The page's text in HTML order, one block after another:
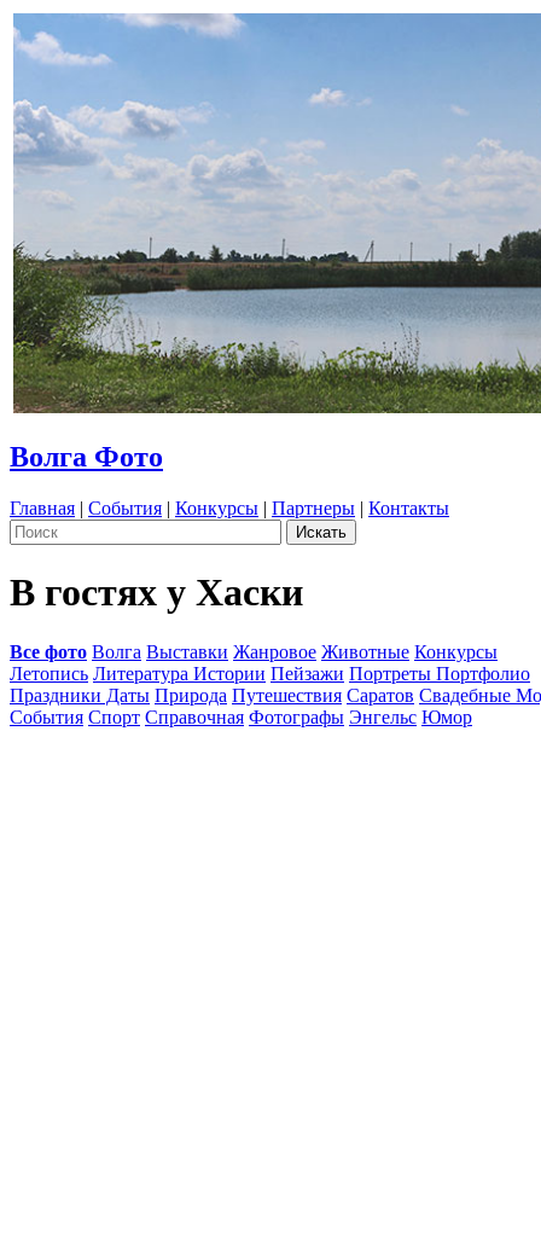
Волга Фото
Главная | События | Конкурсы | Партнеры | Контакты
В гостях у Хаски
Все фото Волга Выставки Жанровое Животные Конкурсы
Летопись Литература Истории Пейзажи Портреты Портфолио
Праздники Даты Природа Путешествия Саратов Свадебные
События Спорт Справочная Фотографы Энгельс Юмор